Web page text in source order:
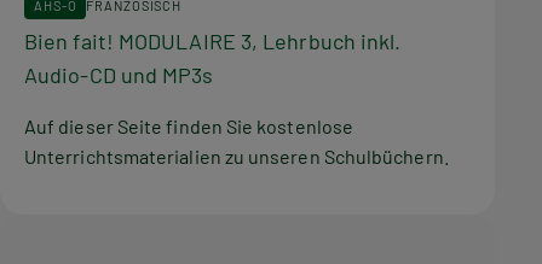
AHS-O FRANZÖSISCH
Bien fait! MODULAIRE 3, Lehrbuch inkl.
Audio-CD und MP3s
Auf dieser Seite finden Sie kostenlose
Unterrichtsmaterialien zu unseren Schulbüchern.